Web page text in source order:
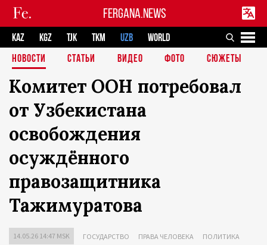
FERGANA.NEWS
KAZ KGZ TJK TKM UZB
WORLD
НОВОСТИ
СТАТЬИ ВИДЕО ФОТО СЮЖЕТЫ
Комитет ООН потребовал
от Узбекистана
освобождения
осуждённого
правозащитника
Тажимуратова
14.05.26 14:47 MSK ГОСУДАРСТВО ПРАВА ЧЕЛОВЕКА ПОЛИТИКА